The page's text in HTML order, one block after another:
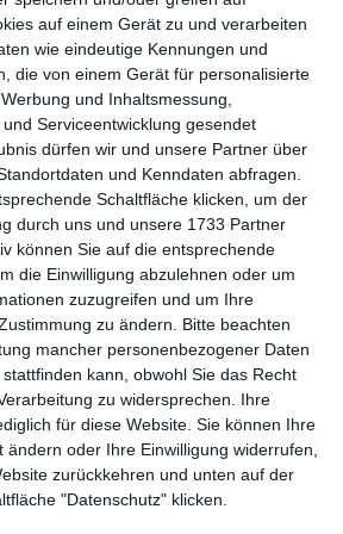
auf einem Gerät zu und verarbeiten
wie eindeutige Kennungen und
die von einem Gerät für personalisierte
und Inhaltsmessung,
Serviceentwicklung gesendet
dürfen wir und unsere Partner über
und Kenndaten abfragen.
Schaltfläche klicken, um der
durch uns und unsere 1733 Partner
können Sie auf die entsprechende
die Einwilligung abzulehnen oder um
zuzugreifen und um Ihre
zu ändern.
Bitte beachten
mancher personenbezogener Daten
kann, obwohl Sie das Recht
zu widersprechen. Ihre
für diese Website. Sie können Ihre
ändern oder Ihre Einwilligung widerrufen,
zurückkehren und unten auf der
"Datenschutz" klicken.
TEILEN
Twitter, WhatsApp, ...
KARTEN IN DIESEN
ANSEHEN
Festtage
St Patricks Day